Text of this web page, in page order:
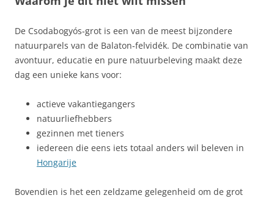
De Csodabogyós‑grot is een van de meest bijzondere
natuurparels van de Balaton‑felvidék. De combinatie van
avontuur, educatie en pure natuurbeleving maakt deze
dag een unieke kans voor:
actieve vakantiegangers
natuurliefhebbers
gezinnen met tieners
iedereen die eens iets totaal anders wil beleven in
Hongarije
Bovendien is het een zeldzame gelegenheid om de grot